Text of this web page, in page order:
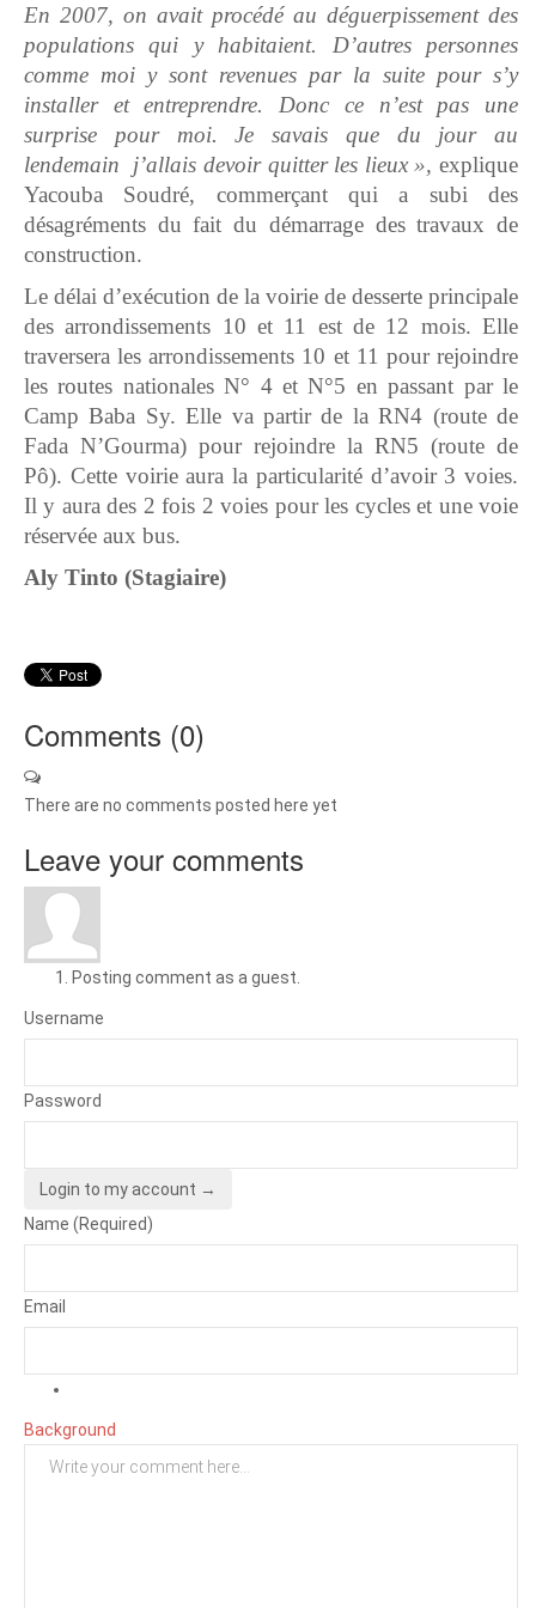
En 2007, on avait procédé au déguerpissement des
populations qui y habitaient. D’autres personnes
comme moi y sont revenues par la suite pour s’y
installer et entreprendre. Donc ce n’est pas une
surprise pour moi. Je savais que du jour au
lendemain j’allais devoir quitter les lieux », explique
Yacouba Soudré, commerçant qui a subi des
désagréments du fait du démarrage des travaux de
construction.
Le délai d’exécution de la voirie de desserte principale
des arrondissements 10 et 11 est de 12 mois. Elle
traversera les arrondissements 10 et 11 pour rejoindre
les routes nationales N° 4 et N°5 en passant par le
Camp Baba Sy. Elle va partir de la RN4 (route de
Fada N’Gourma) pour rejoindre la RN5 (route de
Pô). Cette voirie aura la particularité d’avoir 3 voies.
Il y aura des 2 fois 2 voies pour les cycles et une voie
réservée aux bus.
Aly Tinto (Stagiaire)
Comments (0)
There are no comments posted here yet
Leave your comments
Posting comment as a guest.
Username
Password
Login to my account →
Name (Required)
Email
Background